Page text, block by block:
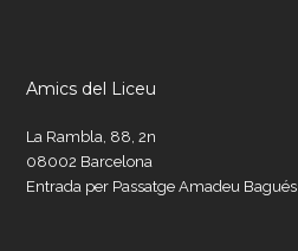
Amics del Liceu
La Rambla, 88, 2n
08002 Barcelona
Entrada per Passatge Amadeu Bagués